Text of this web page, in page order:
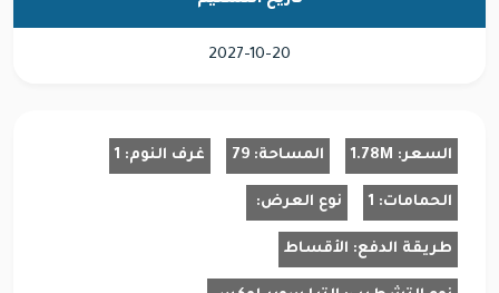
2027-10-20
السعر: 1.78M المساحة: 79 غرف النوم: 1
الحمامات: 1 نوع العرض:
طريقة الدفع: الأقساط